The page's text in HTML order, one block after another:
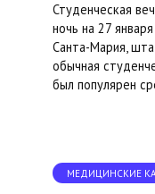
Студенческая
ночь на 27
Санта-Мария,
обычная
был популярен
МЕДИЦИНСКИЕ